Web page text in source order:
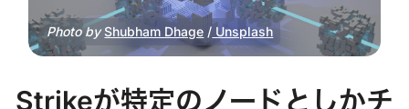
Photo byShubham Dhage / Unsplash
Strikeが特定のノードとしかチ